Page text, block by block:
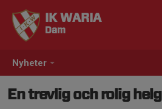
Nyheter
IK WARIA
Dam
En trevlig och rolig helg